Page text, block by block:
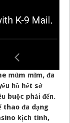
mũm mĩm, đa
hồ hết sở
buộc phải đến.
thao đa dạng
kịch tính,